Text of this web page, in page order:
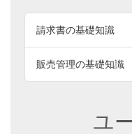
請求書の基礎知識
販売管理の基礎知識
ユ